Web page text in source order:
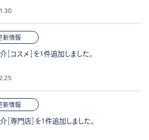
新情報
［コスメ］を1件追加しました。
新情報
［専門店］を1件追加しました。